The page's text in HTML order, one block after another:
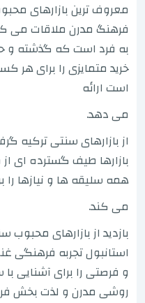
معروف ترین بازارهای
فرهنگ مدرن ملاقات می
به فرد است که گذشته و
خرید متمایزی را برای هر
است ارائه
می دهد.
از بازارهای سنتی ترکیه
بازارها طیف گسترده ای
همه سلیقه ها و نیازها را
می کند.
بازدید از بازارهای محبوب
استانبول تجربه فرهنگی
و فرصتی را برای آشنایی
روشی مدرن و لذت بخش